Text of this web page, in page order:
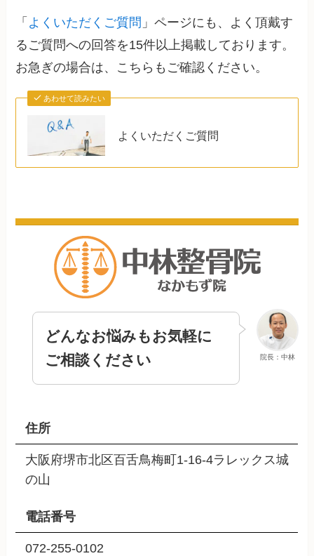
「 よくいただくご質問 」ページにも、よく頂戴す
るご質問への回答を15件以上掲載しております。
お急ぎの場合は、こちらもご確認ください。
あわせて読みたい
よくいただくご質問
院長：中林
どんなお悩みもお気軽に
ご相談ください
住所
大阪府堺市北区百舌鳥梅町1-16-4ラレックス城
の山
電話番号
072-255-0102